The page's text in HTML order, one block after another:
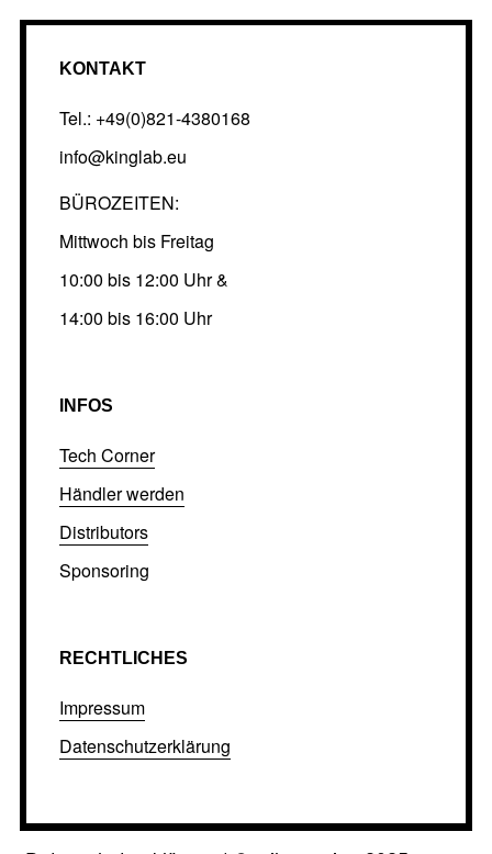
KONTAKT
Tel.: +49(0)821-4380168
info@kinglab.eu
BÜROZEITEN:
Mittwoch bis Freitag
10:00 bis 12:00 Uhr &
14:00 bis 16:00 Uhr
INFOS
Tech Corner
Händler werden
Distributors
Sponsoring
RECHTLICHES
Impressum
Datenschutzerklärung